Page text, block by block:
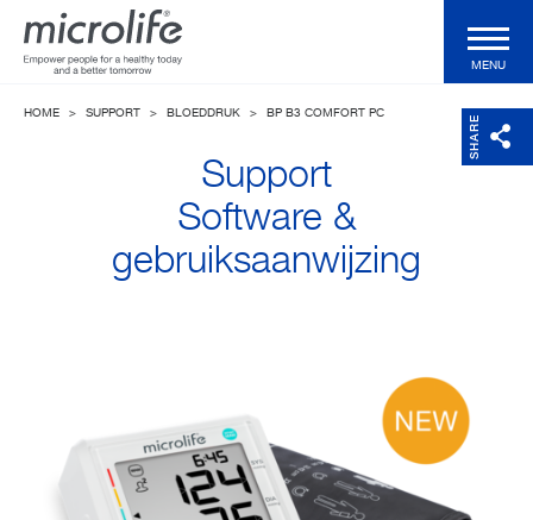
Voor de professional
Health Magazine
MENU
SHARE
HOME > SUPPORT > BLOEDDRUK > BP B3 COMFORT PC
Support
Software &
gebruiksaanwijzing